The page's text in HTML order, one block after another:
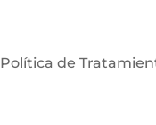
Política de